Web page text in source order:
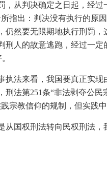
，从判决确定之日起，经
指出：判决没有执行的原
仍然要无限期地执行刑罚
刑人的故意逃跑，经过一
执法来看，我国要真正实
法第251条“非法剥夺公
宗教信仰的规制，但实践
国权刑法转向民权刑法，